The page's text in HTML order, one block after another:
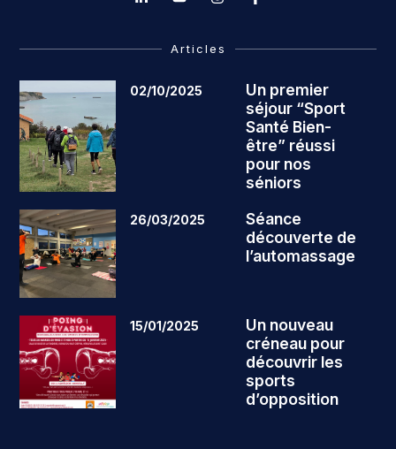
Articles
02/10/2025
Un premier
séjour “Sport
Santé Bien-
être” réussi
pour nos
séniors
26/03/2025
Séance
découverte de
l’automassage
15/01/2025
Un nouveau
créneau pour
découvrir les
sports
d’opposition